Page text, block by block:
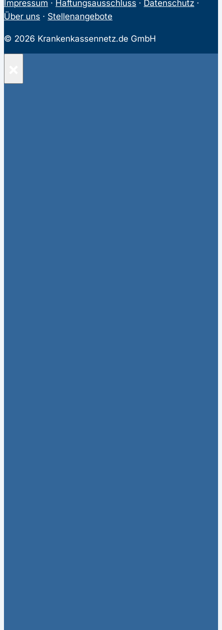
Impressum · Haftungsausschluss · Datenschutz ·
Über uns · Stellenangebote
© 2026 Krankenkassennetz.de GmbH